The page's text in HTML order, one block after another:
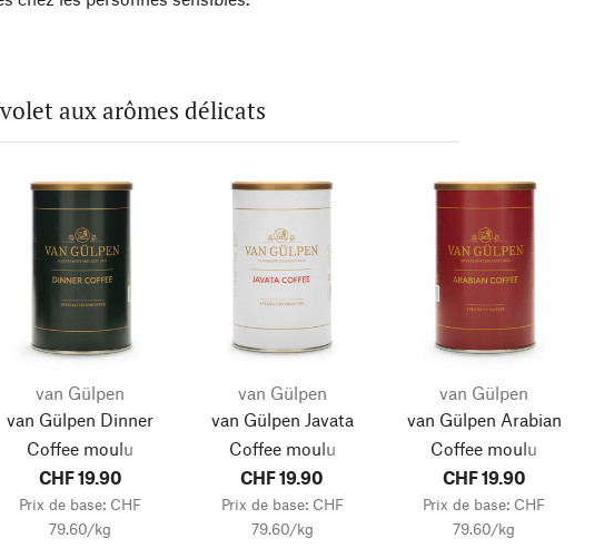
aux arômes délicats
van Gülpen
van Gülpen Dinner
Coffee moulu
CHF 19.90
Prix de base: CHF
79.60/kg
van Gülpen
van Gülpen Javata
Coffee moulu
CHF 19.90
Prix de base: CHF
79.60/kg
van Gülpen
van Gülpen Arabian
Coffee moulu
CHF 19.90
Prix de base: CHF
79.60/kg